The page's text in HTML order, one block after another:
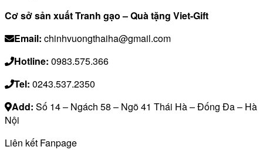
Cơ sở sản xuất Tranh gạo – Quà tặng Viet-Gift
Email: chinhvuongthaiha@gmail.com
Hotline: 0983.575.366
Tel: 0243.537.2350
Add: Số 14 – Ngách 58 – Ngõ 41 Thái Hà – Đống Đa – Hà
Nội
Liên kết Fanpage